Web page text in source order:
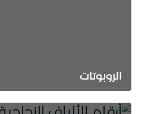
الروبوتات